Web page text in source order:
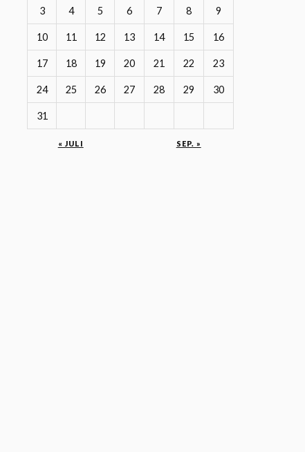
3 4 5 6 7 8 9
10 11 12 13 14 15 16
17 18 19 20 21 22 23
24 25 26 27 28 29 30
31
« JULI SEP. »